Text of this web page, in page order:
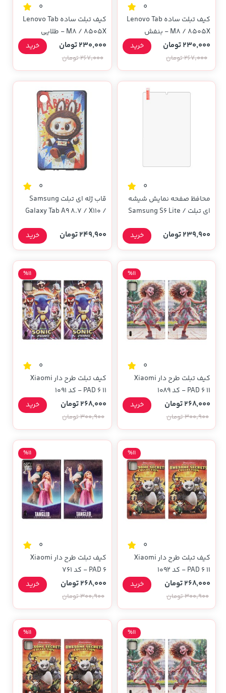
0
کیف تبلت ساده Lenovo Tab
M8 / 8505X - بنفش
230,000 تومان
267,000 تومان
خرید
0
کیف تبلت ساده Lenovo Tab
M8 / 8505X - طلایی
230,000 تومان
267,000 تومان
خرید
0
محافظ صفحه نمایش شیشه
ای تبلت Samsung S6 Lite /
239,900 تومان خرید
0
قاب ژله ای تبلت Samsung
Galaxy Tab A9 8.7 / X110 /
249,900 تومان خرید
0
کیف تبلت طرح دار Xiaomi
PAD 6 11 - کد 1089
%11
268,000 تومان
300,900 تومان
خرید
0
کیف تبلت طرح دار Xiaomi
PAD 6 11 - کد 1091
%11
268,000 تومان
300,900 تومان
خرید
0
کیف تبلت طرح دار Xiaomi
PAD 6 11 - کد 1092
%11
268,000 تومان
300,900 تومان
خرید
0
کیف تبلت طرح دار Xiaomi
PAD 6 - کد 761
%11
268,000 تومان
300,900 تومان
خرید
%11
%11